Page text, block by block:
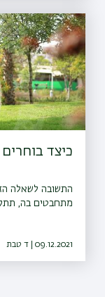
כיצד
התשובה לשאלה
מתחבטים בה,
09.12.2021 | ד טבת